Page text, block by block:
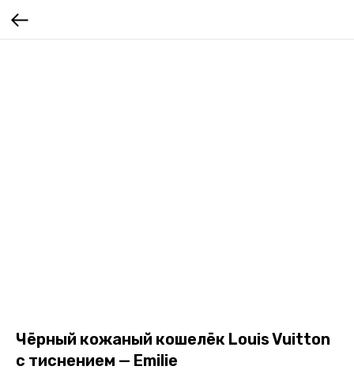
Чёрный кожаный кошелёк Louis Vuitton
с тиснением — Emilie